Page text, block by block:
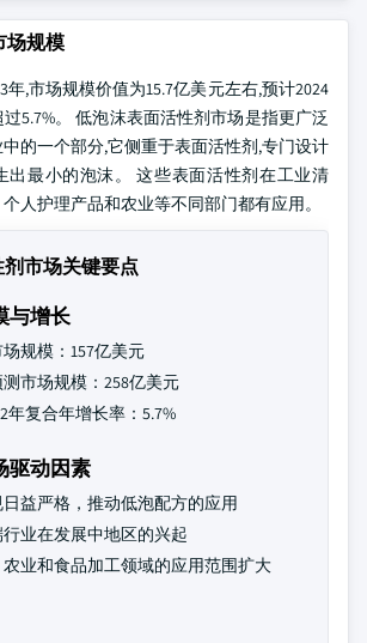
场规模
年,市场规模价值为15.7亿美元左右,预计2024
5.7%。 低泡沫表面活性剂市场是指更广泛
的一个部分,它侧重于表面活性剂,专门设计
出最小的泡沫。 这些表面活性剂在工业清
人护理产品和农业等不同部门都有应用。
市场关键要点
与增长
规模：157亿美元
测市场规模：258亿美元
年复合年增长率：5.7%
驱动因素
益严格，推动低泡配方的应用
业在发展中地区的兴起
业和食品加工领域的应用范围扩大